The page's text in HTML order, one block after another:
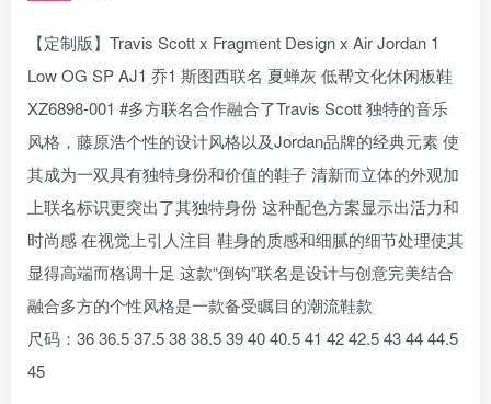
【定制版】Travis Scott x Fragment Design x Air Jordan 1
Low OG SP AJ1 乔1 斯图西联名 夏蝉灰 低帮文化休闲板鞋
XZ6898-001 #多方联名合作融合了Travis Scott 独特的音乐
风格，藤原浩个性的设计风格以及Jordan品牌的经典元素 使
其成为一双具有独特身份和价值的鞋子 清新而立体的外观加
上联名标识更突出了其独特身份 这种配色方案显示出活力和
时尚感 在视觉上引人注目 鞋身的质感和细腻的细节处理使其
显得高端而格调十足 这款“倒钩”联名是设计与创意完美结合
融合多方的个性风格是一款备受瞩目的潮流鞋款
尺码：36 36.5 37.5 38 38.5 39 40 40.5 41 42 42.5 43 44 44.5
45